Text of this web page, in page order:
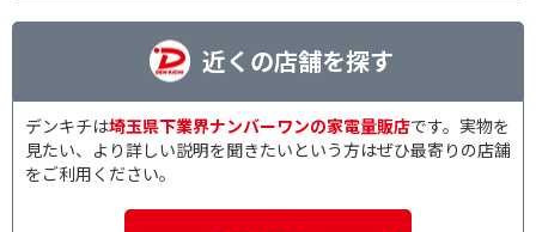
近くの店舗を探す
デンキチは埼玉県下業界ナンバーワンの家電量販店です。実物を
見たい、より詳しい説明を聞きたいという方はぜひ最寄りの店舗
をご利用ください。